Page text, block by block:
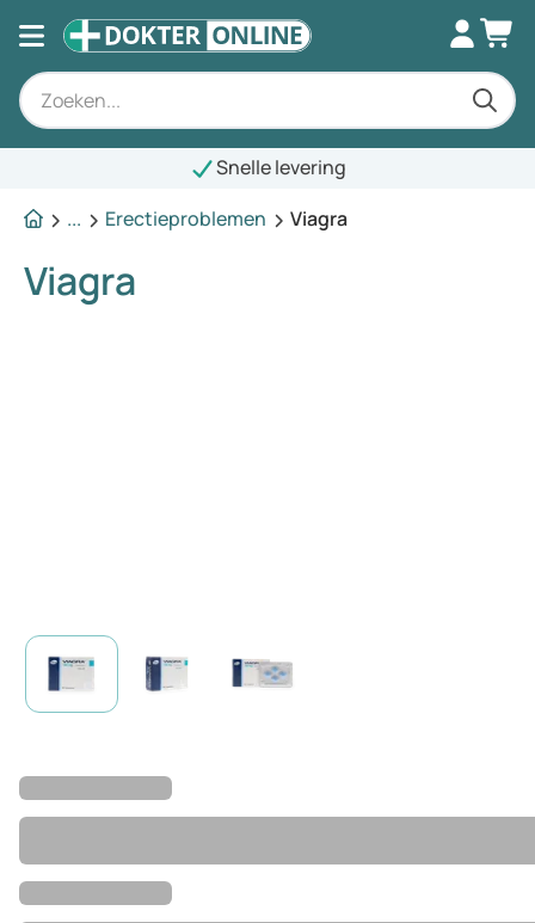
Snelle levering
...
Erectieproblemen Viagra
Viagra